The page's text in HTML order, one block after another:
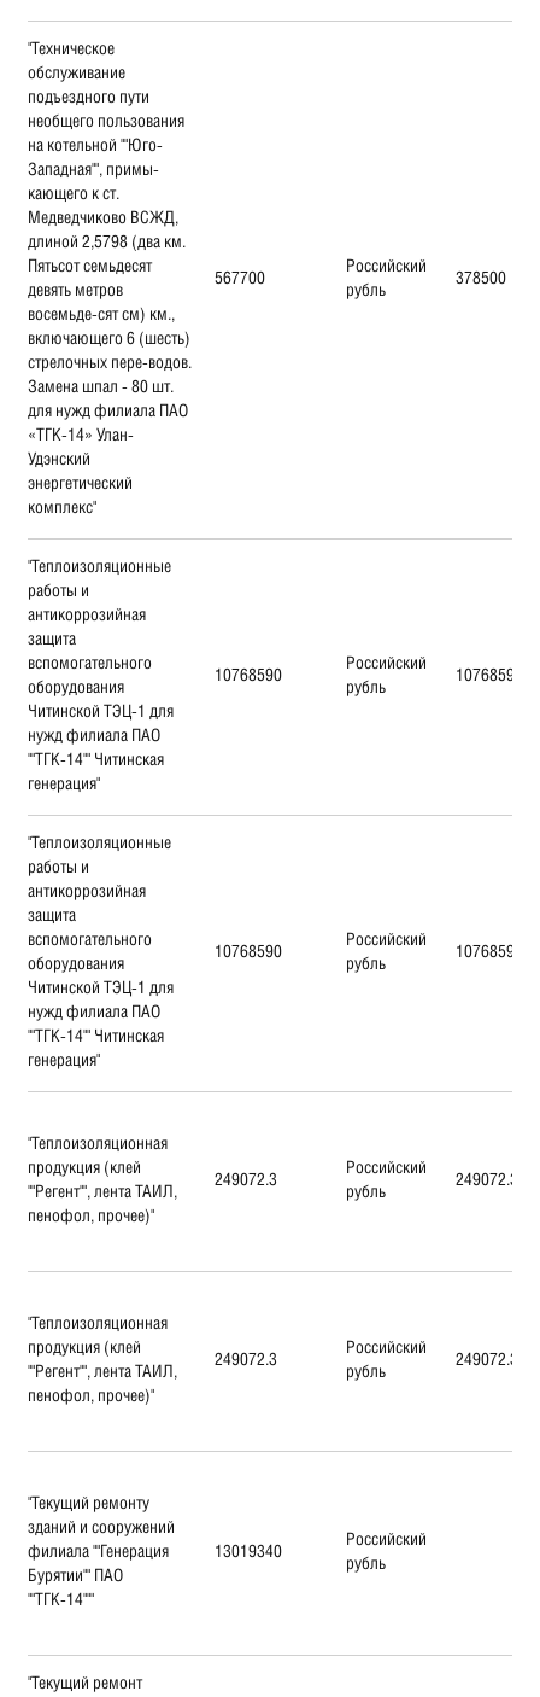
"Техническое
обслуживание
подъездного пути
необщего пользования
на котельной ""Юго-
Западная"", примы-
кающего к ст.
Медведчиково ВСЖД,
длиной 2,5798 (два км.
Пятьсот семьдесят
девять метров
восемьде-сят см) км.,
включающего 6 (шесть)
стрелочных пере-водов.
Замена шпал - 80 шт.
для нужд филиала ПАО
«ТГК-14» Улан-
Удэнский
энергетический
комплекс"
567700
Российский
рубль
378500
"Теплоизоляционные
работы и
антикоррозийная
защита
вспомогательного
оборудования
Читинской ТЭЦ-1 для
нужд филиала ПАО
""ТГК-14"" Читинская
генерация"
10768590
Российский
рубль
10768590
"Теплоизоляционные
работы и
антикоррозийная
защита
вспомогательного
оборудования
Читинской ТЭЦ-1 для
нужд филиала ПАО
""ТГК-14"" Читинская
генерация"
10768590
Российский
рубль
10768590
"Теплоизоляционная
продукция (клей
""Регент"", лента ТАИЛ,
пенофол, прочее)"
249072.3
Российский
рубль
249072.3
"Теплоизоляционная
продукция (клей
""Регент"", лента ТАИЛ,
пенофол, прочее)"
249072.3
Российский
рубль
249072.3
"Текущий ремонту
зданий и сооружений
филиала ""Генерация
Бурятии"" ПАО
""ТГК-14"""
13019340
Российский
рубль
"Текущий ремонт